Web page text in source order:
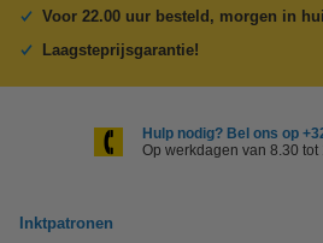
Voor 22.00 uur besteld, morgen in
Laagsteprijsgarantie!
Hulp nodig? Bel ons op
Op werkdagen van 8.30 tot
Inktpatronen